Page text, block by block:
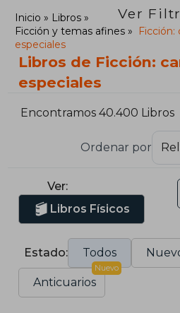
Ver
Inicio
Libros
Ficción y temas afines
Ficción:
especiales
Libros de Ficción:
especiales
Encontramos 40.400 Libros
Ordenar por
Ver:
Libros Físicos
Estado: Todos
Anticuarios
Nuevo